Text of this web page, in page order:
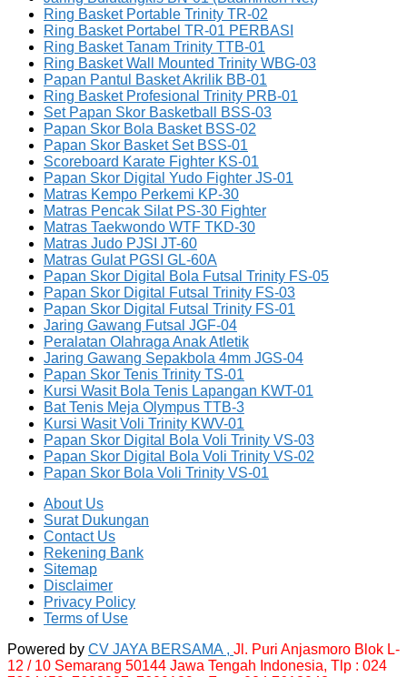
Ring Basket Portable Trinity TR-02
Ring Basket Portabel TR-01 PERBASI
Ring Basket Tanam Trinity TTB-01
Ring Basket Wall Mounted Trinity WBG-03
Papan Pantul Basket Akrilik BB-01
Ring Basket Profesional Trinity PRB-01
Set Papan Skor Basketball BSS-03
Papan Skor Bola Basket BSS-02
Papan Skor Basket Set BSS-01
Scoreboard Karate Fighter KS-01
Papan Skor Digital Yudo Fighter JS-01
Matras Kempo Perkemi KP-30
Matras Pencak Silat PS-30 Fighter
Matras Taekwondo WTF TKD-30
Matras Judo PJSI JT-60
Matras Gulat PGSI GL-60A
Papan Skor Digital Bola Futsal Trinity FS-05
Papan Skor Digital Futsal Trinity FS-03
Papan Skor Digital Futsal Trinity FS-01
Jaring Gawang Futsal JGF-04
Peralatan Olahraga Anak Atletik
Jaring Gawang Sepakbola 4mm JGS-04
Papan Skor Tenis Trinity TS-01
Kursi Wasit Bola Tenis Lapangan KWT-01
Bat Tenis Meja Olympus TTB-3
Kursi Wasit Voli Trinity KWV-01
Papan Skor Digital Bola Voli Trinity VS-03
Papan Skor Digital Bola Voli Trinity VS-02
Papan Skor Bola Voli Trinity VS-01
About Us
Surat Dukungan
Contact Us
Rekening Bank
Sitemap
Disclaimer
Privacy Policy
Terms of Use
Powered by CV JAYA BERSAMA , Jl. Puri Anjasmoro Blok L-
12 / 10 Semarang 50144 Jawa Tengah Indonesia, Tlp : 024